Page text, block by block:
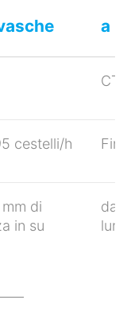
a
cestelli/h
di
in su
da